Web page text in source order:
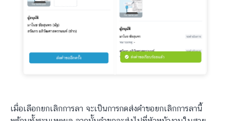
เมื่อเลือกยกเลิกการลา จะเป็นการกดส่งคำขอยกเลิกการลานี้